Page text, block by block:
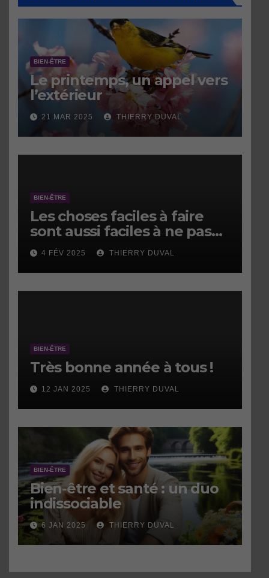
BIEN-ÊTRE
Le printemps, un appel vers
l’extérieur
21 MAR 2025 THIERRY DUVAL
BIEN-ÊTRE
Les choses faciles à faire
sont aussi faciles à ne pas
faire.
4 FÉV 2025 THIERRY DUVAL
BIEN-ÊTRE
Très bonne année à tous !
12 JAN 2025 THIERRY DUVAL
BIEN-ÊTRE
Bien-être et santé : un duo
indissociable
6 JAN 2025 THIERRY DUVAL